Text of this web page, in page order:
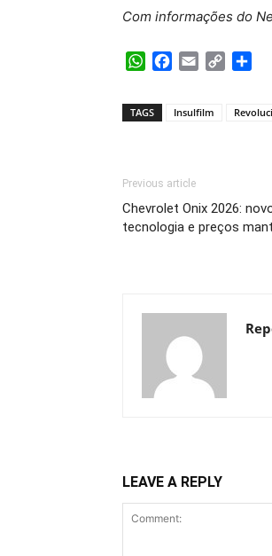
Com informações do
WhatsApp
Facebook
Email Copy
TAGS Insulfilm
Previous article
Chevrolet Onix 2026:
tecnologia e preços
LEAVE A REPLY